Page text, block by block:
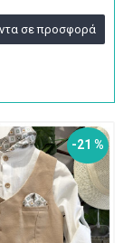
σε προσφορά
-21 %